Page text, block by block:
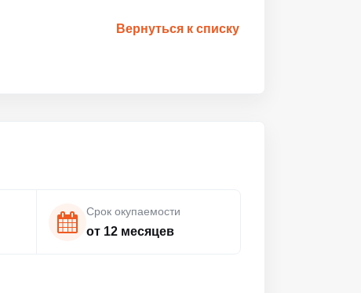
Вернуться к списку
Срок окупаемости
от 12 месяцев